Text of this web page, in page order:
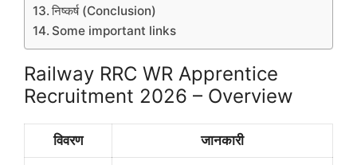
निष्कर्ष (Conclusion)
Some important links
Railway RRC WR Apprentice
Recruitment 2026 – Overview
विवरण जानकारी